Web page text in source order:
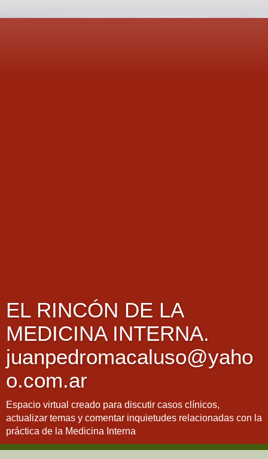
EL RINCÓN DE LA
MEDICINA INTERNA.
juanpedromacaluso@yaho
o.com.ar
Espacio virtual creado para discutir casos clínicos,
actualizar temas y comentar inquietudes relacionadas con la
práctica de la Medicina Interna